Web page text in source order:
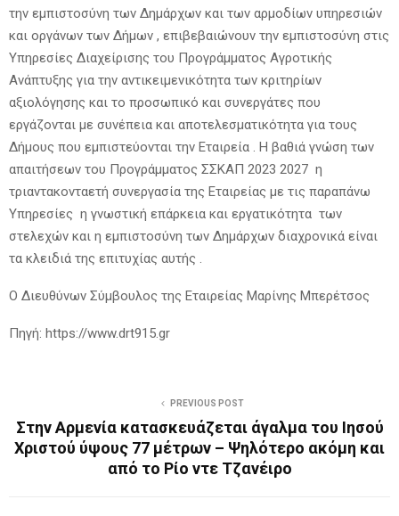
την εμπιστοσύνη των Δημάρχων και των αρμοδίων υπηρεσιών
και οργάνων των Δήμων , επιβεβαιώνουν την εμπιστοσύνη στις
Υπηρεσίες Διαχείρισης του Προγράμματος Αγροτικής
Ανάπτυξης για την αντικειμενικότητα των κριτηρίων
αξιολόγησης και το προσωπικό και συνεργάτες που
εργάζονται με συνέπεια και αποτελεσματικότητα για τους
Δήμους που εμπιστεύονται την Εταιρεία . Η βαθιά γνώση των
απαιτήσεων του Προγράμματος ΣΣΚΑΠ 2023 2027 η
τριαντακονταετή συνεργασία της Εταιρείας με τις παραπάνω
Υπηρεσίες η γνωστική επάρκεια και εργατικότητα των
στελεχών και η εμπιστοσύνη των Δημάρχων διαχρονικά είναι
τα κλειδιά της επιτυχίας αυτής .
Ο Διευθύνων Σύμβουλος της Εταιρείας Μαρίνης Μπερέτσος
Πηγή: https://www.drt915.gr
PREVIOUS POST
Στην Αρμενία κατασκευάζεται άγαλμα του Ιησού
Χριστού ύψους 77 μέτρων – Ψηλότερο ακόμη και
από το Ρίο ντε Τζανέιρο